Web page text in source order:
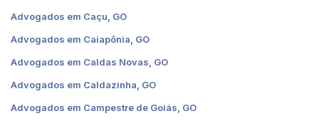
Advogados em Caçu, GO
Advogados em Caiapônia, GO
Advogados em Caldas Novas, GO
Advogados em Caldazinha, GO
Advogados em Campestre de Goiás, GO